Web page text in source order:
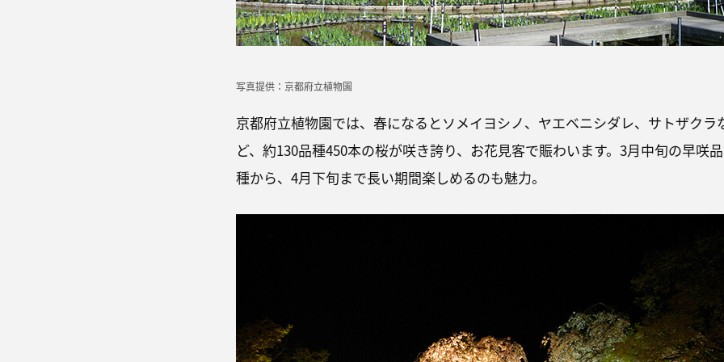
写真提供：京都府立植物園
京都府立植物園では、春になるとソメイヨシノ、ヤエベニシダレ、サトザクラ
ど、約130品種450本の桜が咲き誇り、お花見客で賑わいます。3月中旬の早咲品
種から、4月下旬まで長い期間楽しめるのも魅力。